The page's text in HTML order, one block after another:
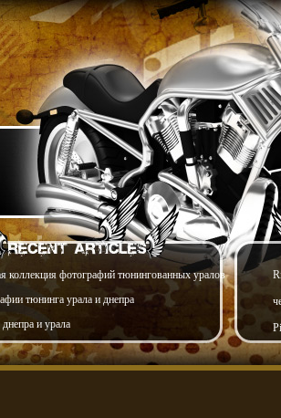
коллекция фотографий тюнингованных уралов
тюнинга урала и днепра
и урала